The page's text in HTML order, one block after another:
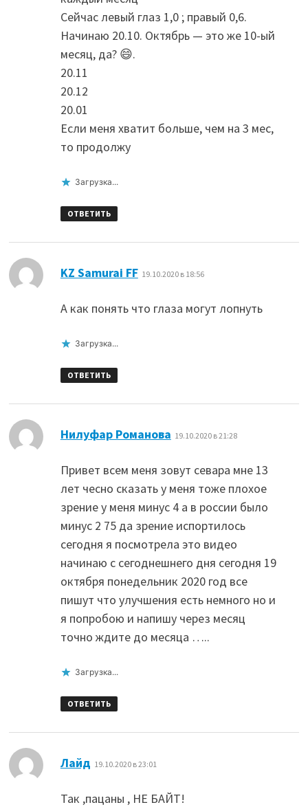
Сейчас левый глаз 1,0 ; правый 0,6.
Начинаю 20.10. Октябрь — это же 10-ый
месяц, да? 😄.
20.11
20.12
20.01
Если меня хватит больше, чем на 3 мес,
то продолжу
Загрузка...
ОТВЕТИТЬ
KZ Samurai FF: 19.10.2020 в 18:56
А как понять что глаза могут лопнуть
Загрузка...
ОТВЕТИТЬ
Нилуфар Романова 19.10.2020 в 21:28
Привет всем меня зовут севара мне 13
лет чесно сказать у меня тоже плохое
зрение у меня минус 4 а в россии было
минус 2 75 да зрение испортилось
сегодня я посмотрела это видео
начинаю с сегоднешнего дня сегодня 19
октября понедельник 2020 год все
пишут что улучшения есть немного но и
я попробою и напишу через месяц
точно ждите до месяца …..
Загрузка...
ОТВЕТИТЬ
Лайд 19.10.2020 в 23:01
Так ,пацаны , НЕ БАЙТ!